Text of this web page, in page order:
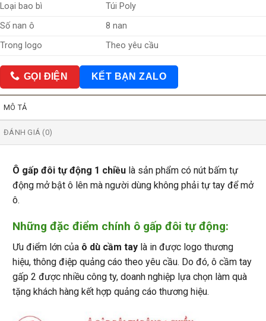
Loại bao bì
Túi Poly
Số nan ô
8 nan
Trong logo
Theo yêu cầu
GỌI ĐIỆN KẾT BẠN ZALO
MÔ TẢ
ĐÁNH GIÁ (0)
Ô gấp đôi tự động 1 chiều là sản phẩm có nút bấm tự
động mở bật ô lên mà người dùng không phải tự tay để mở
ô.
Những đặc điểm chính ô gấp đôi tự động:
Ưu điểm lớn của ô dù cầm tay là in được logo thương
hiệu, thông điệp quảng cáo theo yêu cầu. Do đó, ô cầm tay
gấp 2 được nhiều công ty, doanh nghiệp lựa chọn làm quà
tặng khách hàng kết hợp quảng cáo thương hiệu.